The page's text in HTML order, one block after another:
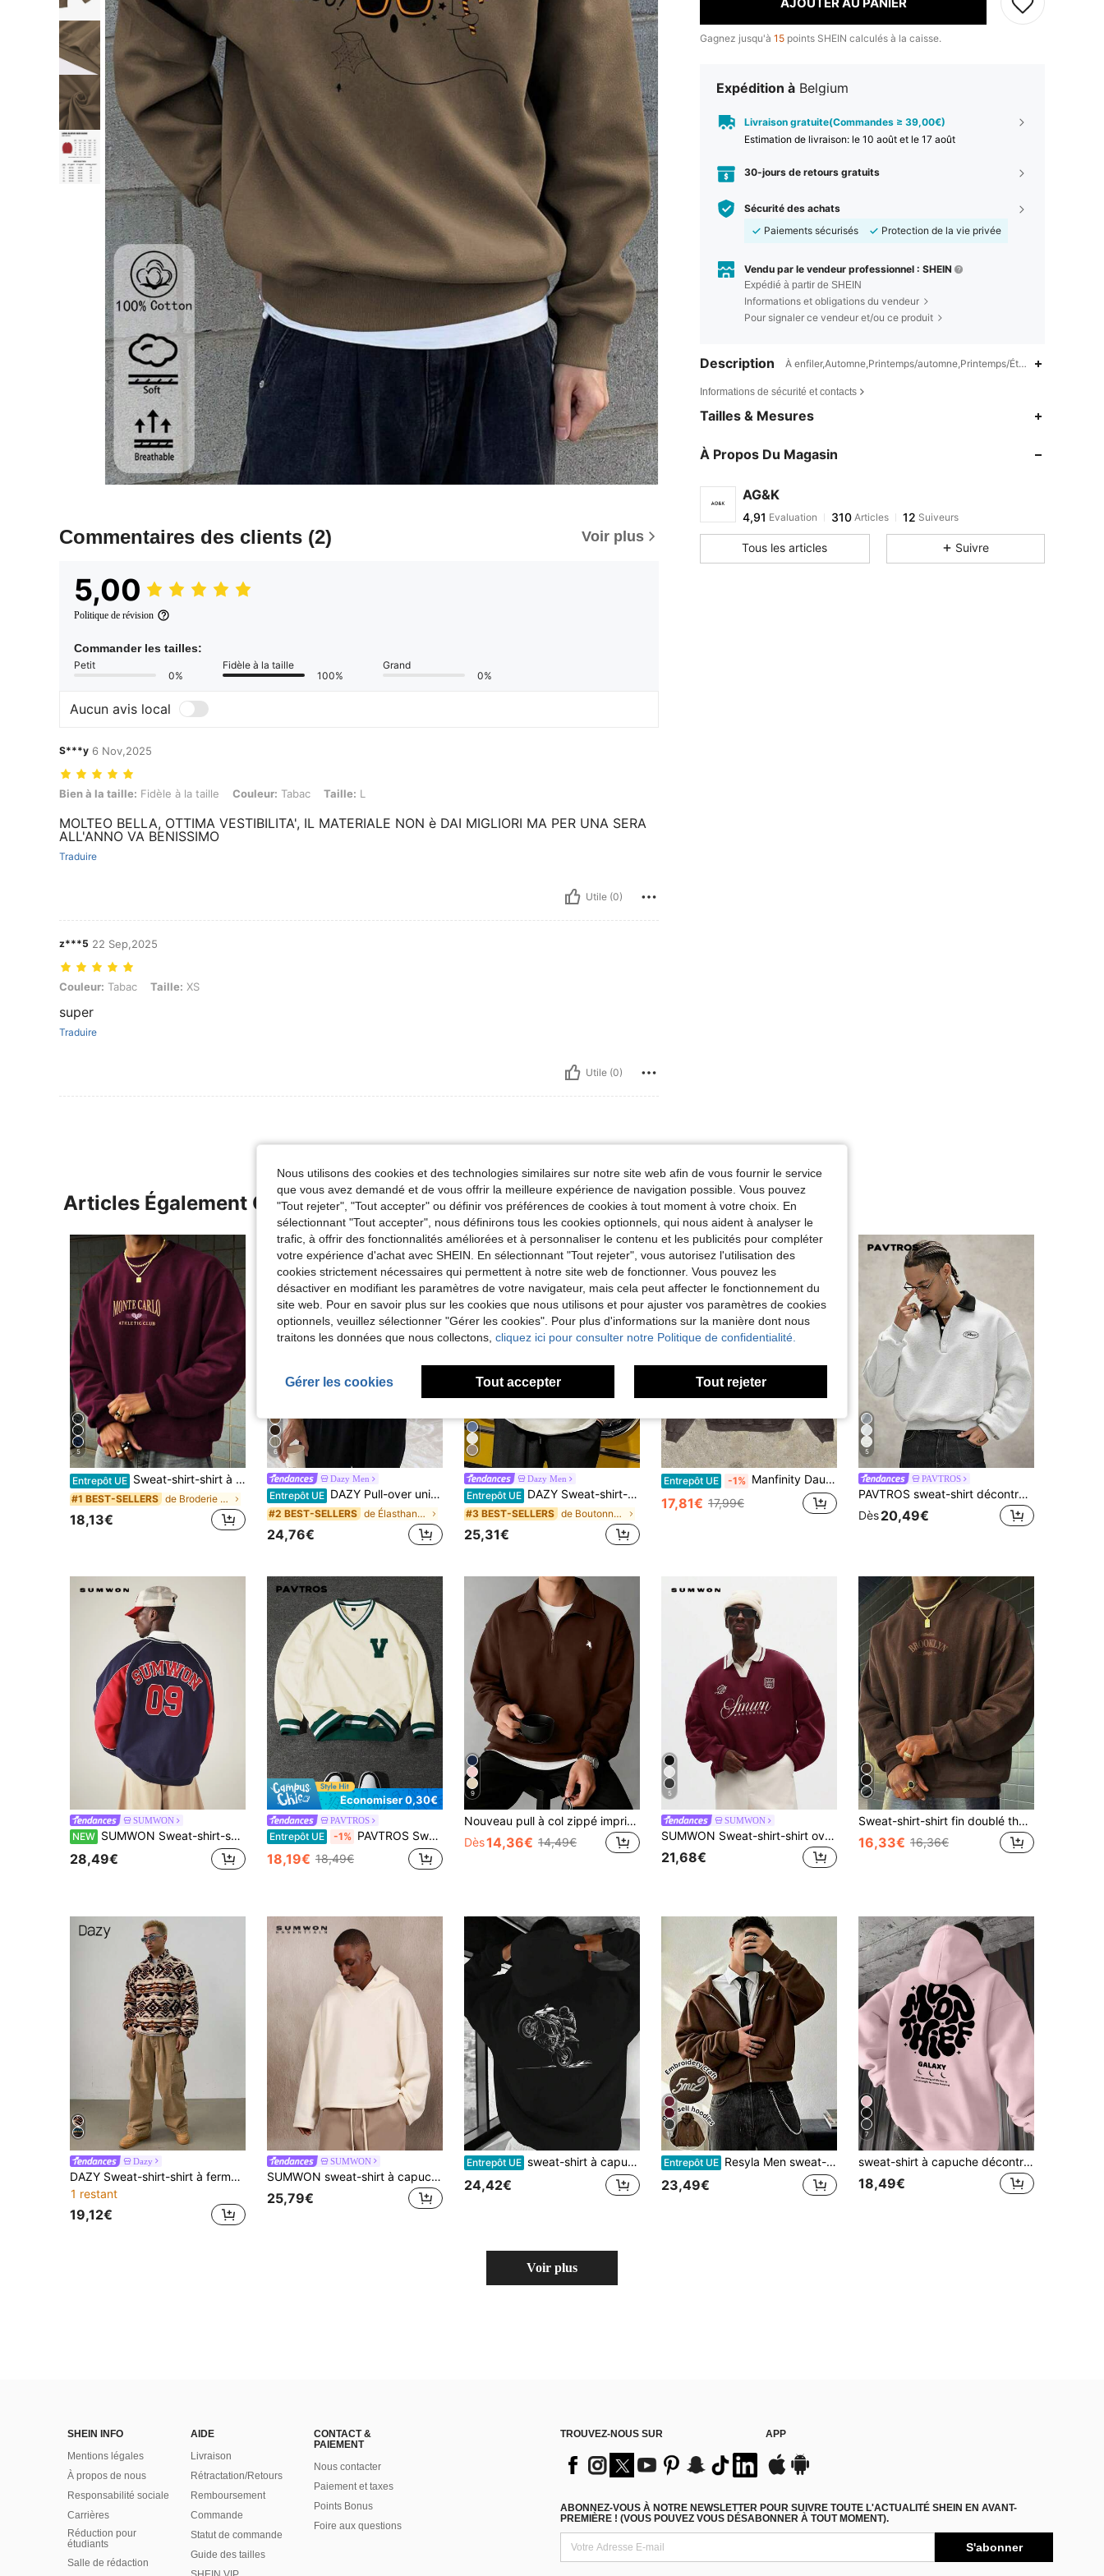
Commentaires des clients (2) Voir plus
5,00
Politique de révision
Commander les tailles:
Petit
0%
Fidèle à la taille
100%
Grand
0%
Aucun avis local
S***y 6 Nov,2025
Bien à la taille: Fidèle à la taille, Couleur: Tabac, Taille: L
Bien à la taille: Fidèle à la taille Couleur: Tabac Taille: L
MOLTEO BELLA, OTTIMA VESTIBILITA', IL MATERIALE NON è DAI MIGLIORI MA PER UNA SERA
ALL'ANNO VA BENISSIMO
Traduire
Utile (0)
z***5 22 Sep,2025
Couleur: Tabac, Taille: XS
Couleur: Tabac Taille: XS
super
Traduire
Utile (0)
Gagnez jusqu'à 15 points SHEIN calculés à la caisse.
Expédition à Belgium
Livraison gratuite(Commandes ≥ 39,00€)
Estimation de livraison: le 10 août et le 17 août
30-jours de retours gratuits
Sécurité des achats
Paiements sécurisés
Protection de la vie privée
Vendu par le vendeur professionnel : SHEIN
Expédié à partir de SHEIN
Informations et obligations du vendeur
Pour signaler ce vendeur et/ou ce produit
Description À enfiler,Automne,Printemps/automne,Printemps/Été/
Informations de sécurité et contacts
Tailles & Mesures
À Propos Du Magasin
AG&K
4,91 Evaluation 310 Articles 12 Suiveurs
Tous les articles Suivre
Articles Également Consultés
5
Entrepôt UE Sweat-shirt-shirt à broderie de lettres pour hommes, automne, Top à manches longues
#1 BEST-SELLERS de Broderie Sweats pour hommes
18,13€
6
Dazy Men
Entrepôt UE DAZY Pull-over unicolore pour homme, automne
#2 BEST-SELLERS de Élasthanne Sweats pour hommes
24,76€
Dazy Men
Entrepôt UE DAZY Sweat-shirt-shirt décontracté en polaire pour hommes avec broderie de lettre, automne/hiver
#3 BEST-SELLERS de Boutonné sur le devant Sweats pour hommes
25,31€
Entrepôt UE -1% Manfinity Dauomo sweat-shirt à capuche décontracté pour hommes à imprimé lettres, manches longues, style Y2K
17,81€ 17,99€
5
PAVTROS
PAVTROS sweat-shirt décontracté polyvalent à col blocs de couleurs pour hommes
Dès20,49€
SUMWON
NEW SUMWON Sweat-shirt-shirt oversize à blocs de couleurs avec logo appliqué varsity et numéro au dos, col ras-du-cou, manches longues, Top pullover
28,49€
Économiser 0,30€
PAVTROS
Entrepôt UE -1% PAVTROS Sweat-shirt-shirt décontracté pour hommes avec lettres floquées, col V ample. Sweat-shirt-shirt jersey Y2K, pour le tennis, pour l'automne, Top à manches longues
18,19€ 18,49€
9
Nouveau pull à col zippé imprimé, style décontracté à la mode pour hommes, arrivée automne/hiver
Dès14,36€ 14,49€
5
SUMWON
SUMWON Sweat-shirt-shirt oversize à col polo brodé, manches longues, coupe ample, col rond, streetwear casual
21,68€
Sweat-shirt-shirt fin doublé thermique pour homme, coupe slim, col ras-du-cou, imprimé lettres, style minimaliste vintage décontracté high street
16,33€ 16,36€
Dazy
DAZY Sweat-shirt-shirt à fermeture éclair avec motif floral doublé de sherpa pour hommes, quart-zip, automne/hiver
1 restant
19,12€
SUMWON
SUMWON sweat-shirt à capuche oversize avec col profond uni
25,79€
Entrepôt UE sweat-shirt à capuche pour hommes avec motif de moto - Pullover ample avec design de moyeu de roue pour cavalier, lavable en machine, style casual de rue, convient aux passionnés et fans de moto - Vêtement de moto JPH-9, mode urbaine, design d'impression robuste, matériau durable, équipement de déplacement urbain, port durable
24,42€
13
Entrepôt UE Resyla Men sweat-shirt à capuche casual pour hommes avec broderie numérique, automne/hiver, Top à manches longues
23,49€
7
sweat-shirt à capuche décontracté et polyvalent pour hommes avec poche kangourou et cordon de serrage, imprimé graphique de lettres, pour l'automne/l'hiver
18,49€
Voir plus
SHEIN INFO
Mentions légales
À propos de nous
Responsabilité sociale
Carrières
Réduction pour
étudiants
Salle de rédaction
AIDE
Livraison
Rétractation/Retours
Remboursement
Commande
Statut de commande
Guide des tailles
CONTACT &
PAIEMENT
Nous contacter
Paiement et taxes
Points Bonus
Foire aux questions
TROUVEZ-NOUS SUR APP
ABONNEZ-VOUS À NOTRE NEWSLETTER POUR SUIVRE TOUTE L'ACTUALITÉ SHEIN EN AVANT-
PREMIÈRE ! (VOUS POUVEZ VOUS DÉSABONNER À TOUT MOMENT).
S'abonner
Nous utilisons des cookies et des technologies similaires sur notre site web afin de vous fournir le service
que vous avez demandé et de vous offrir la meilleure expérience de navigation possible. Vous pouvez
"Tout rejeter", "Tout accepter" ou définir vos préférences de cookies à tout moment à votre choix. En
sélectionnant "Tout accepter", nous définirons tous les cookies optionnels, qui nous aident à analyser le
trafic, à offrir des fonctionnalités améliorées et à personnaliser le contenu et les publicités pour compléter
votre expérience d'achat avec SHEIN. En sélectionnant "Tout rejeter", vous autorisez l'utilisation des
cookies strictement nécessaires qui permettent à notre site web de fonctionner. Vous pouvez les
désactiver en modifiant les paramètres de votre navigateur, mais cela peut affecter le fonctionnement du
site web. Pour en savoir plus sur les cookies que nous utilisons et pour ajuster vos paramètres de cookies
optionnels, veuillez sélectionner "Gérer les cookies". Pour plus d'informations sur la manière dont nous
traitons les données que nous collectons, cliquez ici pour consulter notre Politique de confidentialité.
Gérer les cookies Tout accepter Tout rejeter